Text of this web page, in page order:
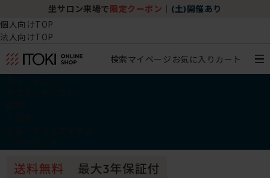
坐サロン来場で 限定クーポン (土)開催あり
個人向けTOP
法人向けTOP
検索マイページ お気に入り カート